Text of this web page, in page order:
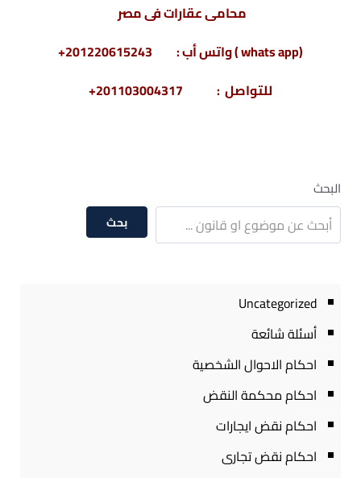
محامى عقارات فى مصر
(whats app ) واتس أب : 201220615243+
للتواصل : 201103004317+
البحث
بحث
Uncategorized
أسئلة شائعة
احكام الاحوال الشخصية
احكام محكمة النقض
احكام نقض ايجارات
احكام نقض تجارى